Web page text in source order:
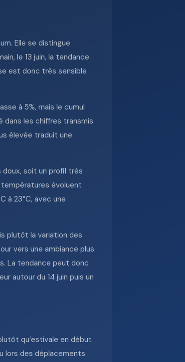
Elle se distingue
le 13 juin, la tendance
est donc très sensible
à 5%, mais le cumul
dans les chiffres transmis.
élevée traduit une
doux, soit un profil très
températures évoluent
à 23°C, avec une
plutôt la variation des
vers une ambiance plus
La tendance peut donc
autour du 14 juin puis un
qu’estivale en début
lors des déplacements